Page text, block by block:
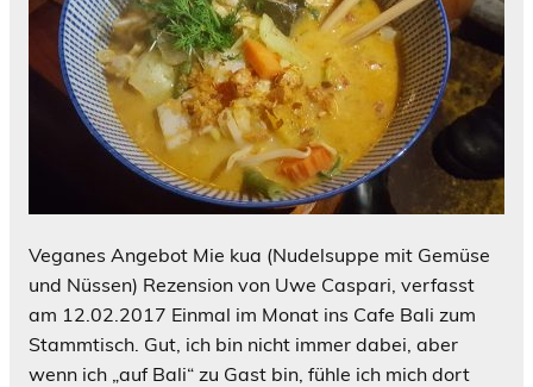
Veganes Angebot Mie kua (Nudelsuppe mit Gemüse
und Nüssen) Rezension von Uwe Caspari, verfasst
am 12.02.2017 Einmal im Monat ins Cafe Bali zum
Stammtisch. Gut, ich bin nicht immer dabei, aber
wenn ich „auf Bali“ zu Gast bin, fühle ich mich dort